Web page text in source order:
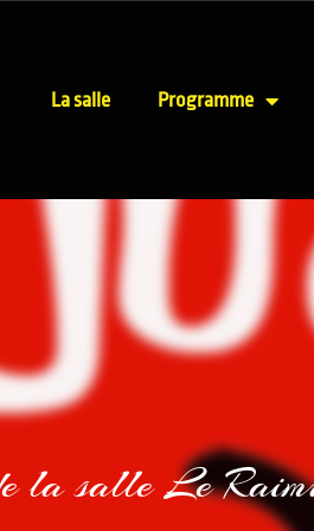
La salle Programme
la salle Le